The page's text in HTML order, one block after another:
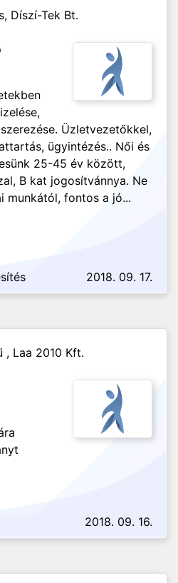
Díszí-Tek Bt.
Üzletvezetőkkel,
ügyintézés.. Női és
25-45 év között,
B kat jogosítvánnya. Ne
munkától, fontos a jó...
2018. 09. 17.
, Laa 2010 Kft.
2018. 09. 16.